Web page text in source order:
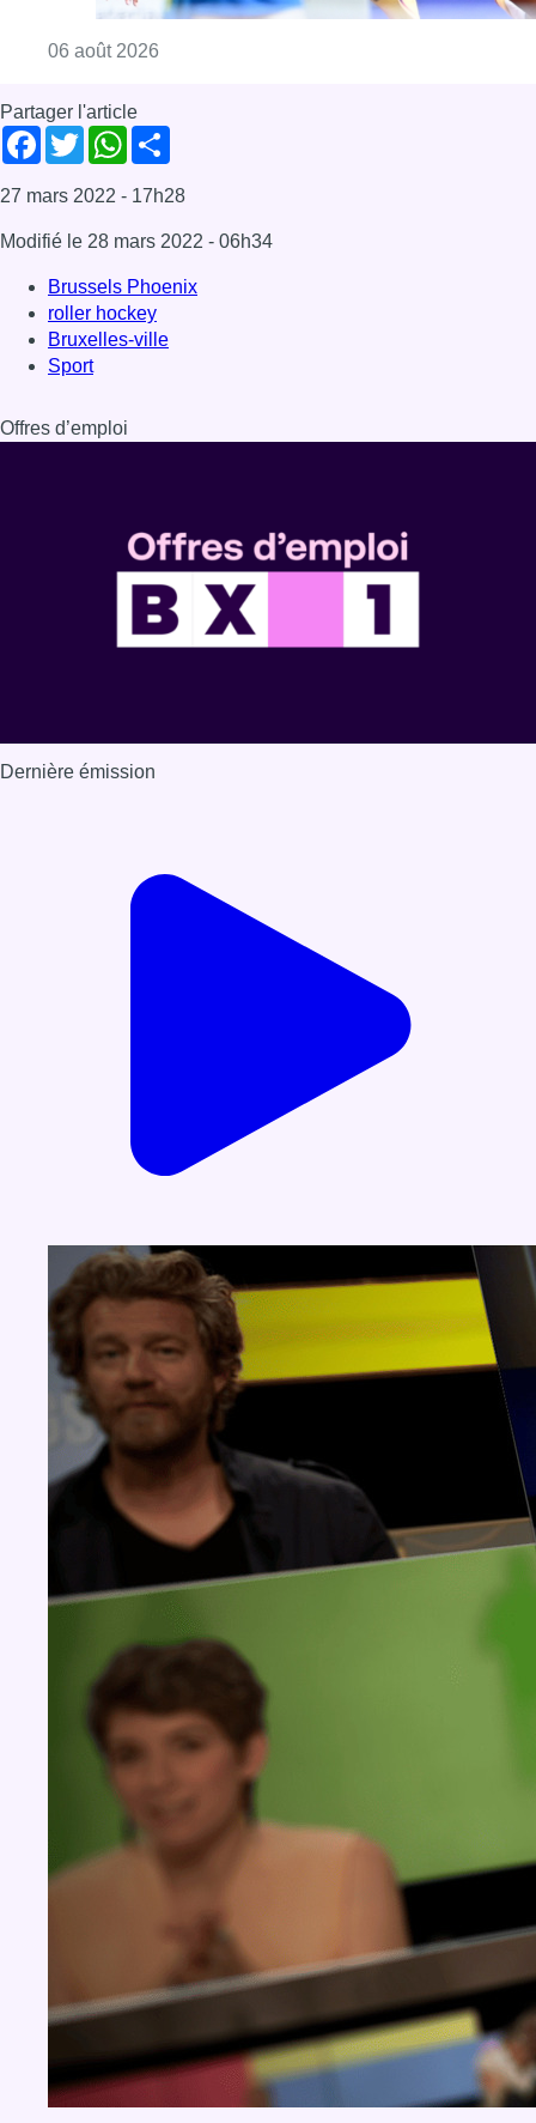
06 août 2026
Partager l'article
Facebook
TwitterWhatsApp
27 mars 2022 - 17h28
Modifié le 28 mars 2022 - 06h34
Brussels Phoenix
roller hockey
Bruxelles-ville
Sport
Offres d’emploi
Dernière émission